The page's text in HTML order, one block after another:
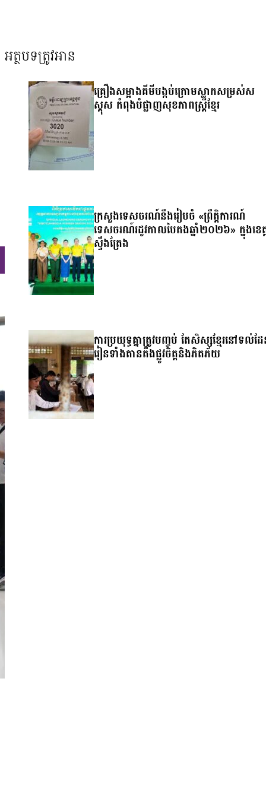
អត្ថបទត្រូវអាន
គ្រឿងសម្អាងគីមីបង្កប់ក្រោមស្លាកសម្រស់ស
ស្គុស កំពុងបំផ្លាញសុខភាពស្ត្រីខ្មែរ
ក្រសួងទេសចរណ៍នឹងរៀបចំ «ព្រឹត្តិការណ៍
ទេសចរណ៍រដូវកាលបៃតងឆ្នាំ២០២៦» ក្នុងខេ
ស្ទឹងត្រែង
ការប្រយុទ្ធគ្នាត្រូវបញ្ចប់ តែសិស្សខ្មែរនៅទល់ដ
រៀនទាំងតានតឹងផ្លូវចិត្តនិងភិតភ័យ